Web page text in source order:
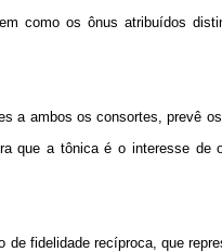
como os ônus atribuídos
a ambos os consortes, prevê
que a tônica é o interesse de
fidelidade recíproca, que